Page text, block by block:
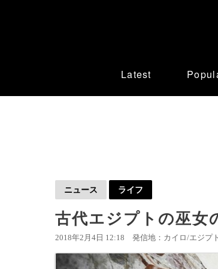
Latest
ニュース ライフ
古代エジプトの巫女
2018年2月4日 12:18 発信地：カイロ/エジプ